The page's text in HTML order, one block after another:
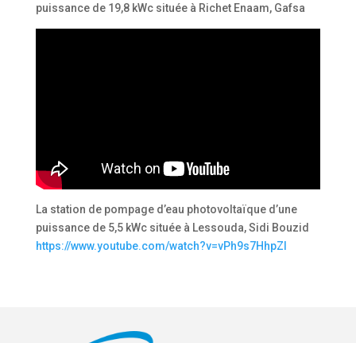
puissance de 19,8 kWc située à Richet Enaam, Gafsa
La station de pompage d’eau photovoltaïque d’une
puissance de 5,5 kWc située à Lessouda, Sidi Bouzid
https://www.youtube.com/watch?v=vPh9s7HhpZI